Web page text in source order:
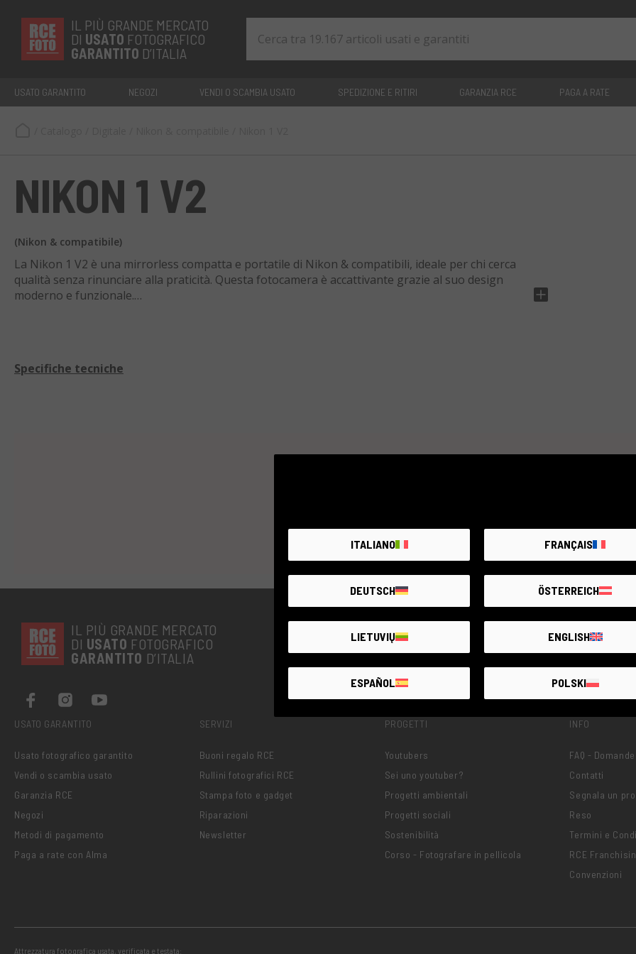
IL PIÙ GRANDE MERCATO
DI USATO FOTOGRAFICO
GARANTITO D’ITALIA
USATO GARANTITO NEGOZI VENDI O SCAMBIA USATO SPEDIZIONE E RITIRI GARANZIA RCE PAGA A RATE
NIKON 1 V2
(Nikon & compatibile)
La Nikon 1 V2 è una mirrorless compatta e portatile di Nikon & compatibili, ideale per chi cerca
qualità senza rinunciare alla praticità. Questa fotocamera è accattivante grazie al suo design
moderno e funzionale.
Specifiche tecniche
IL PIÙ GRANDE MERCATO
DI USATO FOTOGRAFICO
GARANTITO D’ITALIA
USATO GARANTITO
Usato fotografico garantito
Vendi o scambia usato
Garanzia RCE
Negozi
Metodi di pagamento
Paga a rate con Alma
SERVIZI
Buoni regalo RCE
Rullini fotografici RCE
Stampa foto e gadget
Riparazioni
Newsletter
PROGETTI
Youtubers
Sei uno youtuber?
Progetti ambientali
Progetti sociali
Sostenibilità
Corso - Fotografare in pellicola
INFO
FAQ -
Contatti
Segnala un
Reso
Termini e
RCE
Convenzioni
Attrezzatura fotografica usata, verificata e testata:
ITALIANO FRANÇAIS
DEUTSCH ÖSTERREICH
LIETUVIŲ ENGLISH
ESPAÑOL POLSKI